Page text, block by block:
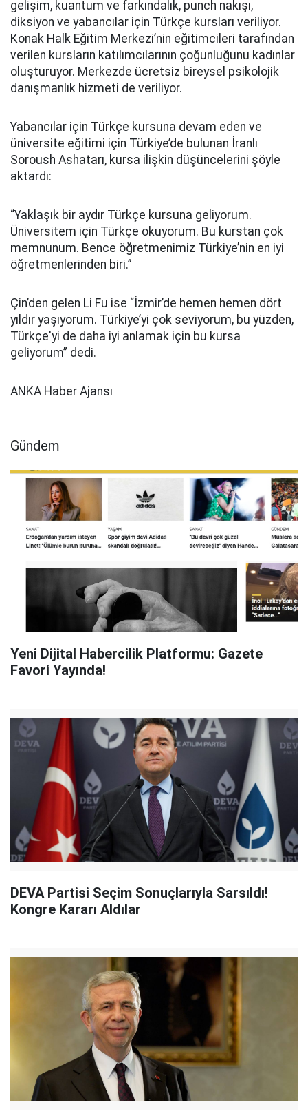
gelişim, kuantum ve farkındalık, punch nakışı,
diksiyon ve yabancılar için Türkçe kursları veriliyor.
Konak Halk Eğitim Merkezi’nin eğitimcileri tarafından
verilen kursların katılımcılarının çoğunluğunu kadınlar
oluşturuyor. Merkezde ücretsiz bireysel psikolojik
danışmanlık hizmeti de veriliyor.
Yabancılar için Türkçe kursuna devam eden ve
üniversite eğitimi için Türkiye’de bulunan İranlı
Soroush Ashatarı, kursa ilişkin düşüncelerini şöyle
aktardı:
“Yaklaşık bir aydır Türkçe kursuna geliyorum.
Üniversitem için Türkçe okuyorum. Bu kurstan çok
memnunum. Bence öğretmenimiz Türkiye’nin en iyi
öğretmenlerinden biri.”
Çin’den gelen Li Fu ise “İzmir’de hemen hemen dört
yıldır yaşıyorum. Türkiye’yi çok seviyorum, bu yüzden,
Türkçe'yi de daha iyi anlamak için bu kursa
geliyorum” dedi.
ANKA Haber Ajansı
Gündem
Yeni Dijital Habercilik Platformu: Gazete
Favori Yayında!
DEVA Partisi Seçim Sonuçlarıyla Sarsıldı!
Kongre Kararı Aldılar